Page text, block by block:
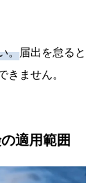
。届出を怠ると
きません。
適用範囲